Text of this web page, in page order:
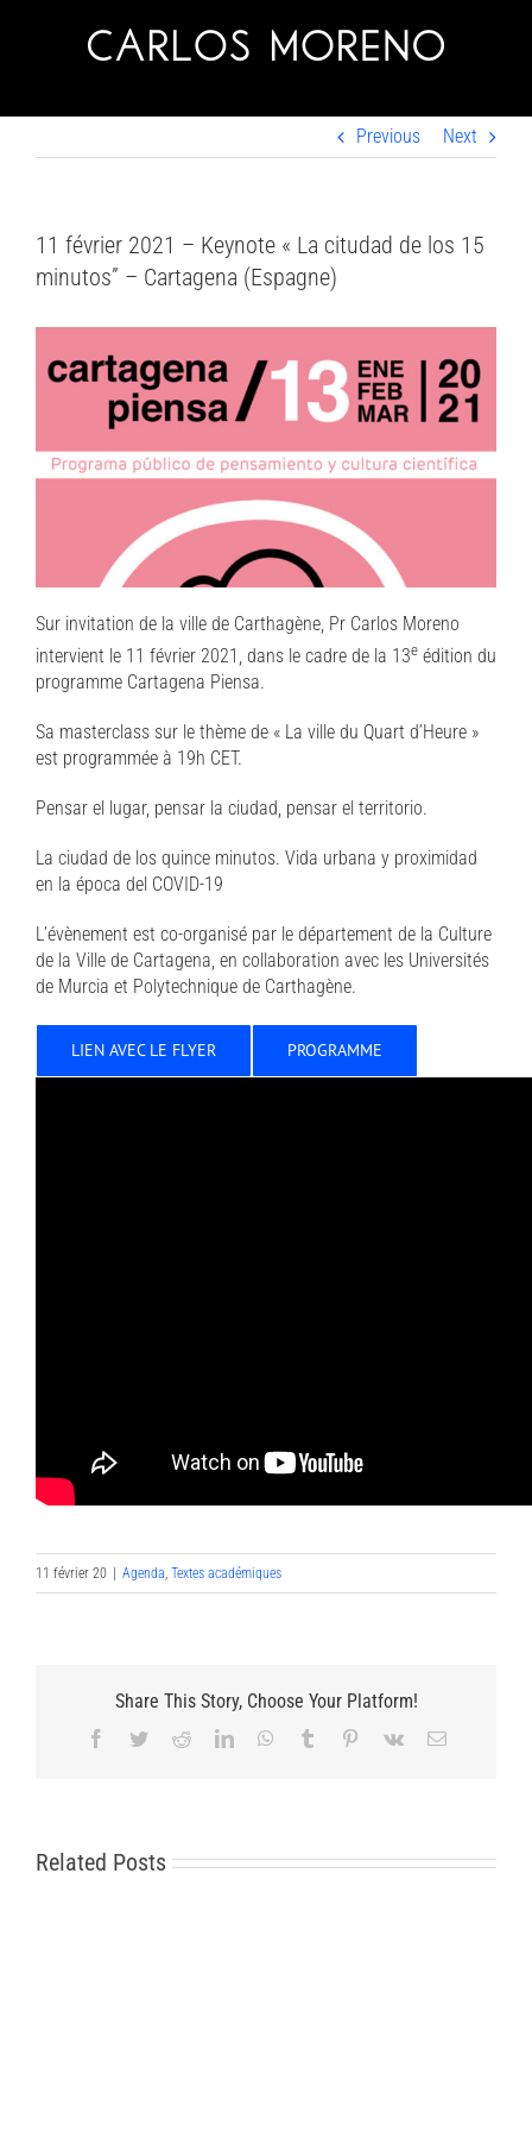
Previous Next
11 février 2021 – Keynote « La citudad de los 15
minutos” – Cartagena (Espagne)
Sur invitation de la ville de Carthagène, Pr Carlos Moreno
intervient le 11 février 2021, dans le cadre de la 13e édition du
programme Cartagena Piensa.
Sa masterclass sur le thème de « La ville du Quart d’Heure »
est programmée à 19h CET.
Pensar el lugar, pensar la ciudad, pensar el territorio.
La ciudad de los quince minutos. Vida urbana y proximidad
en la época del COVID-19
L’évènement est co-organisé par le département de la Culture
de la Ville de Cartagena, en collaboration avec les Universités
de Murcia et Polytechnique de Carthagène.
LIEN AVEC LE FLYER PROGRAMME
11 février 20 | Agenda, Textes académiques
Share This Story, Choose Your Platform!
Facebook
TwitterRedditLinkedInWhatsApp
Tumblr Pinterest
Vk Email
Related Posts